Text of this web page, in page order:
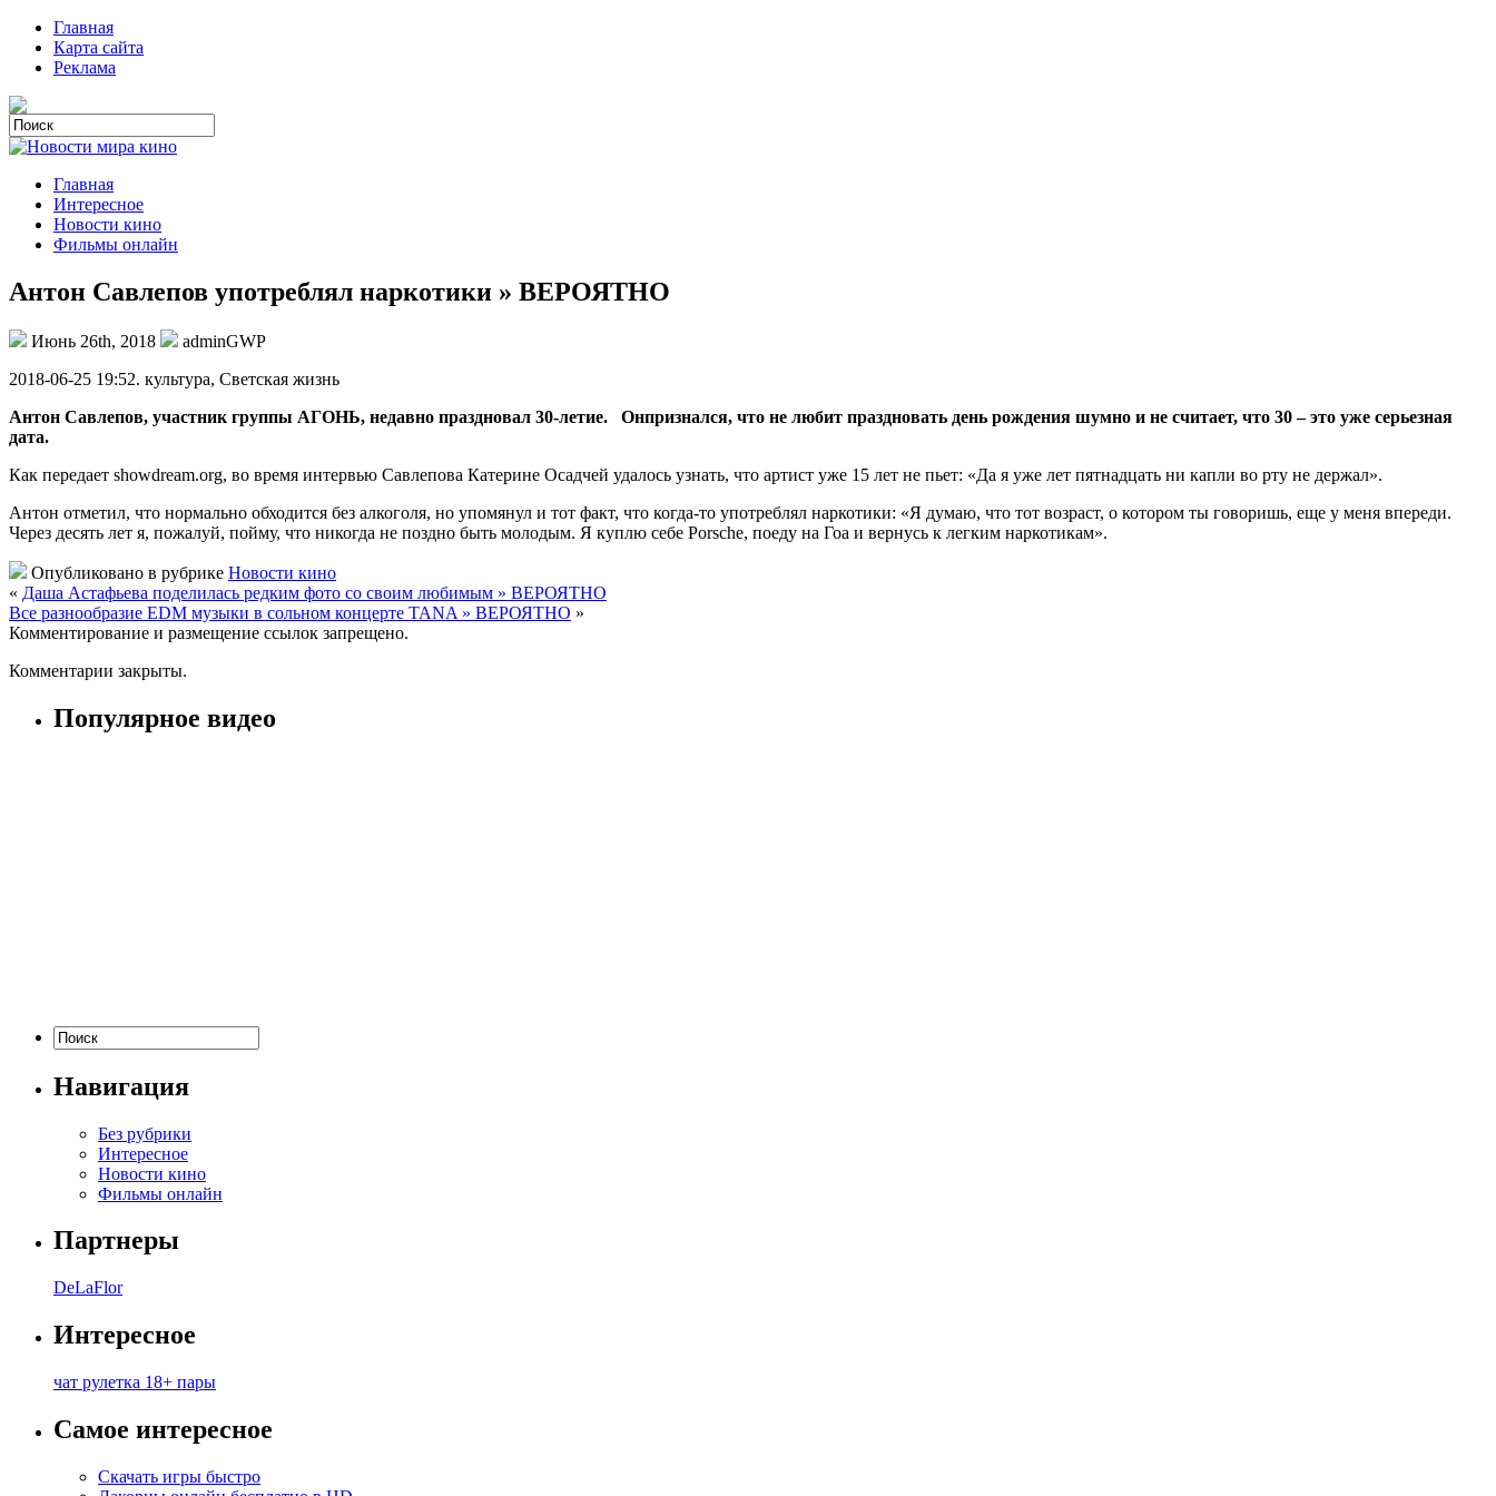
Главная
Карта сайта
Реклама
Главная
Интересное
Новости кино
Фильмы онлайн
Антон Савлепов употреблял наркотики » ВЕРОЯТНО
Июнь 26th, 2018
adminGWP
2018-06-25 19:52. культурa, Светская жизнь
Антон Савлепов, участник группы АГОНЬ, недавно праздновал 30-летие. Онпризнался, что не любит праздновать день рождения шумно и не считает, что 30 – это уже серьезная
дата.
Как передает showdream.org, во время интервью Савлепова Катерине Осадчей удалось узнать, что артист уже 15 лет не пьет: «Да я уже лет пятнадцать ни капли во рту не держал».
Антон отметил, что нормально обходится без алкоголя, но упомянул и тот факт, что когда-то употреблял наркотики: «Я думаю, что тот возраст, о котором ты говоришь, еще у меня впереди.
Через десять лет я, пожалуй, пойму, что никогда не поздно быть молодым. Я куплю себе Porsche, поеду на Гоа и вернусь к легким наркотикам».
Опубликовано в рубрике Новости кино
« Даша Астафьева поделилась редким фото со своим любимым » ВЕРОЯТНО
Все разнообразие EDM музыки в сольном концерте TANA » ВЕРОЯТНО »
Комментирование и размещение ссылок запрещено.
Комментарии закрыты.
Популярное видео
Навигация
Без рубрики
Интересное
Новости кино
Фильмы онлайн
Партнеры
DeLaFlor
Интересное
чат рулетка 18+ пары
Самое интересное
Скачать игры быстро